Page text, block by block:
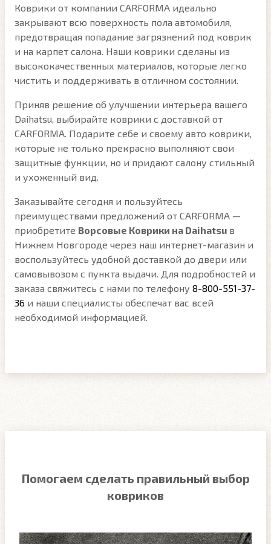
Коврики от компании CARFORMA идеально
закрывают всю поверхность пола автомобиля,
предотвращая попадание загрязнений под коврик
и на карпет салона. Наши коврики сделаны из
высококачественных материалов, которые легко
чистить и поддерживать в отличном состоянии.
Приняв решение об улучшении интерьера вашего
Daihatsu, выбирайте коврики с доставкой от
CARFORMA. Подарите себе и своему авто коврики,
которые не только прекрасно выполняют свои
защитные функции, но и придают салону стильный
и ухоженный вид.
Заказывайте сегодня и пользуйтесь
преимуществами предложений от CARFORMA —
приобретите Ворсовые Коврики на Daihatsu в
Нижнем Новгороде через наш интернет-магазин и
воспользуйтесь удобной доставкой до двери или
самовывозом с пункта выдачи. Для подробностей и
заказа свяжитесь с нами по телефону 8-800-551-37-
36 и наши специалисты обеспечат вас всей
необходимой информацией.
Помогаем сделать правильный выбор
ковриков